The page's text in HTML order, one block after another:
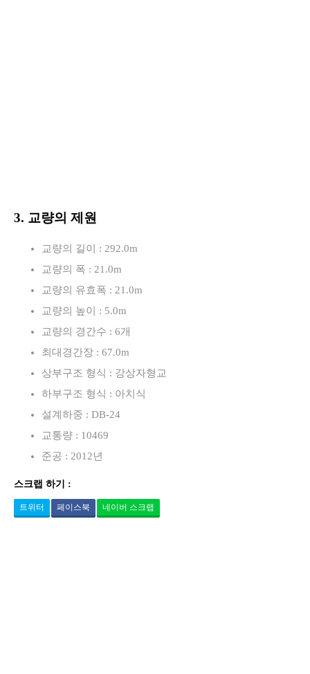
3. 교량의 제원
교량의 길이 : 292.0m
교량의 폭 : 21.0m
교량의 유효폭 : 21.0m
교량의 높이 : 5.0m
교량의 경간수 : 6개
최대경간장 : 67.0m
상부구조 형식 : 강상자형교
하부구조 형식 : 아치식
설계하중 : DB-24
교통량 : 10469
준공 : 2012년
스크랩 하기 :
트위터 페이스북 네이버 스크랩